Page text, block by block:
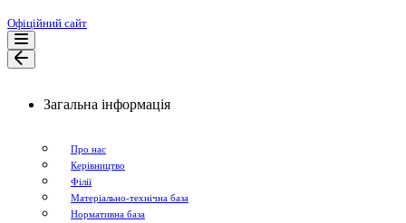
Офіційний сайт
Меню
навігації
Меню
Загальна інформація
Про нас
Керівництво
Філії
Матеріально-технічна база
Нормативна база